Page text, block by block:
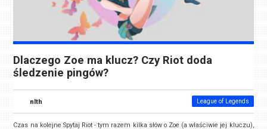
Dlaczego Zoe ma klucz? Czy Riot doda
śledzenie pingów?
nlth League of Legends
Czas na kolejne Spytaj Riot - tym razem kilka słów o Zoe (a właściwie jej kluczu),